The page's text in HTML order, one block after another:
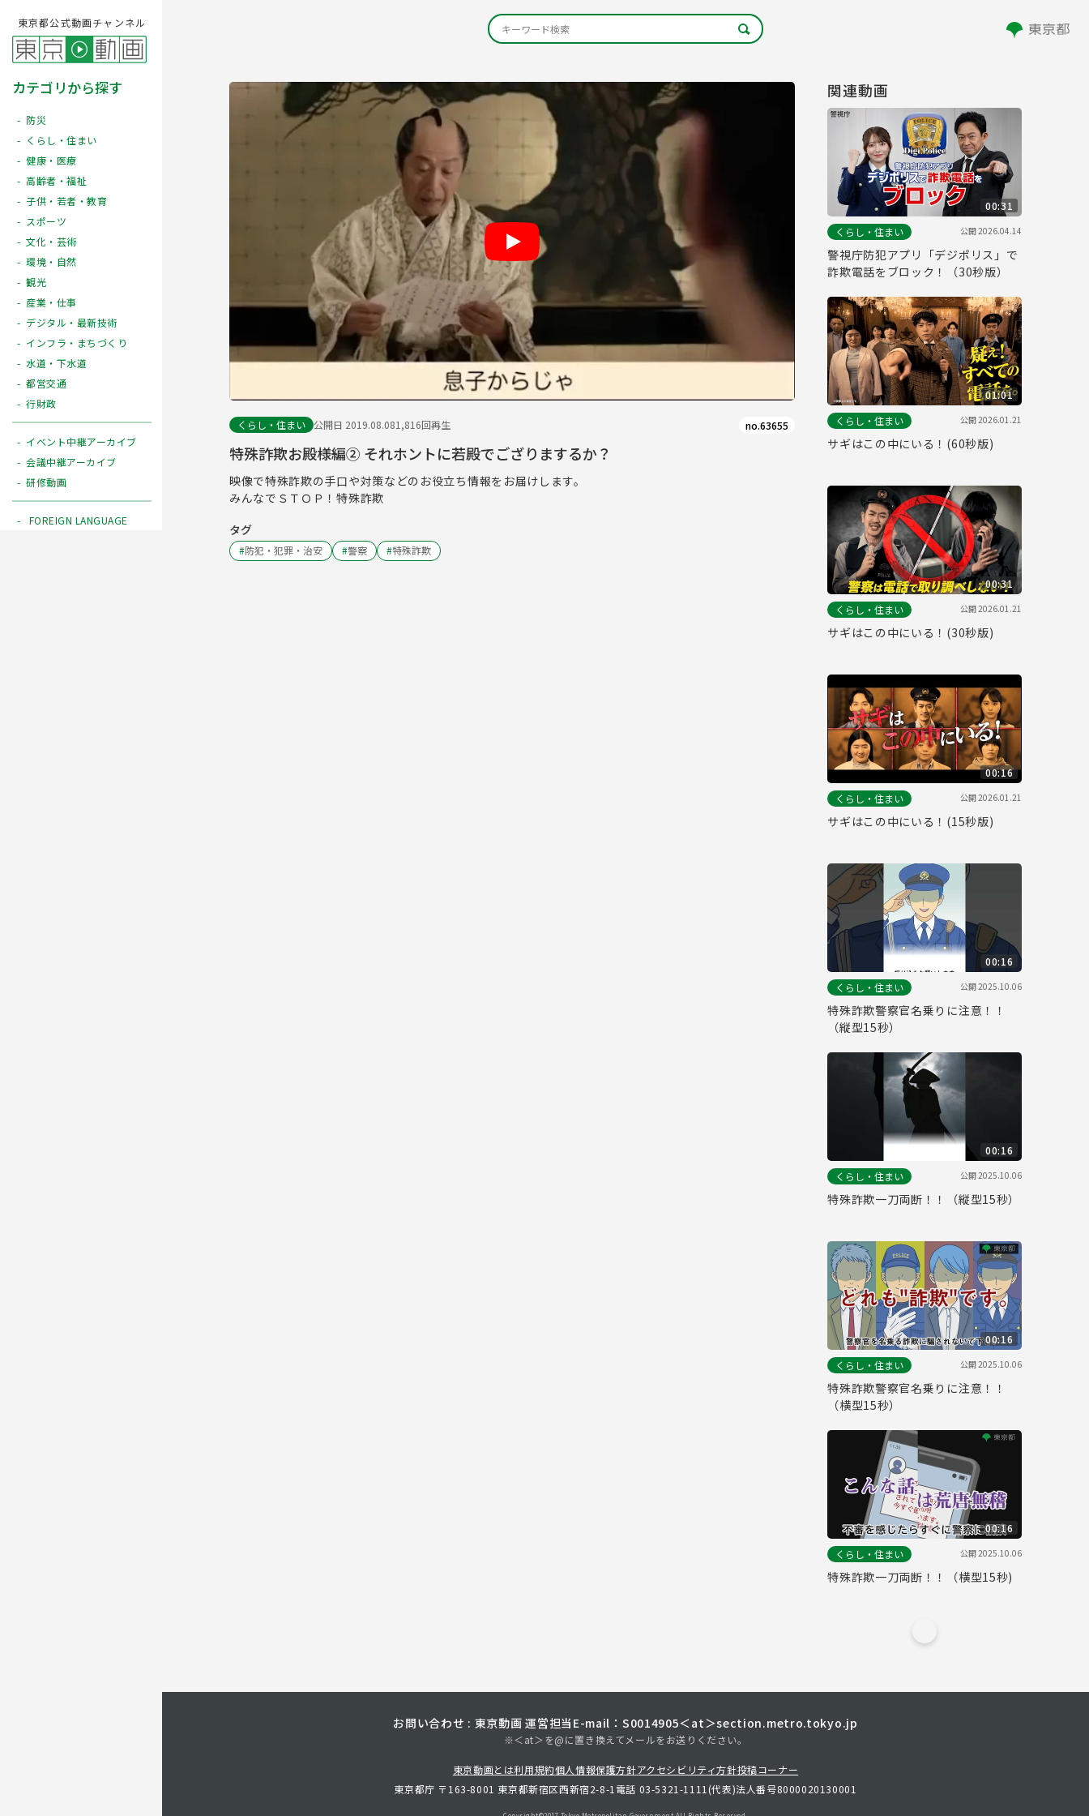
東京都公式動画チャンネル
カテゴリから探す
防災
くらし・住まい
健康・医療
高齢者・福祉
子供・若者・教育
スポーツ
文化・芸術
環境・自然
観光
産業・仕事
デジタル・最新技術
インフラ・まちづくり
水道・下水道
都営交通
行財政
イベント中継アーカイブ
会議中継アーカイブ
研修動画
FOREIGN LANGUAGE
くらし・住まい 公開日 2019.08.081,816回再生 no.63655
特殊詐欺お殿様編② それホントに若殿でござりまするか？
映像で特殊詐欺の手口や対策などのお役立ち情報をお届けします。
みんなでＳＴＯＰ！特殊詐欺
タグ
#防犯・犯罪・治安 #警察 #特殊詐欺
関連動画
00:31
くらし・住まい
公開2026.04.14
警視庁防犯アプリ「デジポリス」で
詐欺電話をブロック！（30秒版）
01:01
くらし・住まい
公開2026.01.21
サギはこの中にいる！(60秒版)
00:31
くらし・住まい
公開2026.01.21
サギはこの中にいる！(30秒版)
00:16
くらし・住まい
公開2026.01.21
サギはこの中にいる！(15秒版)
00:16
くらし・住まい
公開2025.10.06
特殊詐欺警察官名乗りに注意！！
（縦型15秒）
00:16
くらし・住まい
公開2025.10.06
特殊詐欺一刀両断！！（縦型15秒）
00:16
くらし・住まい
公開2025.10.06
特殊詐欺警察官名乗りに注意！！
（横型15秒）
00:16
くらし・住まい
公開2025.10.06
特殊詐欺一刀両断！！（横型15秒)
お問い合わせ : 東京動画 運営担当 E-mail：S0014905＜at＞section.metro.tokyo.jp
※＜at＞を@に置き換えてメールをお送りください。
東京動画とは利用規約個人情報保護方針アクセシビリティ方針投稿コーナー
東京都庁 〒163-8001 東京都新宿区西新宿2-8-1 電話 03-5321-1111(代表)法人番号8000020130001